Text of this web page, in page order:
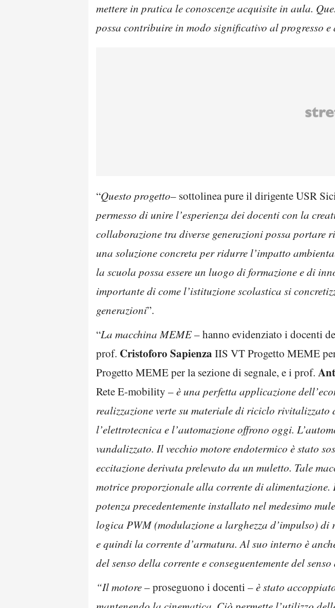
mettere in pratica le conoscenze acquisite in aula.
possa contribuire in modo significativo al progresso
“Questo progetto– sottolinea pure il dirigente USR
permesso di unire l’esperienza dei docenti con la
collaborazione tra diverse generazioni possa
una soluzione concreta per ridurre l’impatto
la scuola possa essere un luogo di formazione e di
importante di come l’istituzione scolastica si
generazioni”.
“La macchina MEME– hanno evidenziato i docenti
prof. Cristoforo Sapienza IIS VT Progetto MEME
Progetto MEME per la sezione di segnale, e i prof.
Rete E-mobility –è una perfetta applicazione
realizzazione verte su materiale di riciclo
l’elettrotecnica e l’automazione offrono oggi.
vandalizzato. Il vecchio motore endotermico è stato
eccitazione derivata prelevato da un muletto. Tale
motrice proporzionale alla corrente di
potenza precedentemente installato nel medesimo
logica PWM (modulazione a larghezza d’impulso)
e quindi la corrente d’armatura. Al suo interno è
del senso della corrente e conseguentemente del
“Il motore– proseguono i docenti –è stato